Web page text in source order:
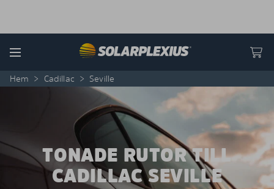
Menu
Hem > Cadillac > Seville
TONADE RUTOR TILL
CADILLAC SEVILLE